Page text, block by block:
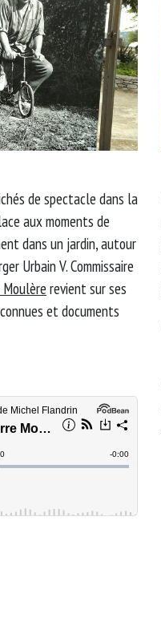
de spectacle dans la
aux moments de
dans un jardin, autour
Urbain V. Commissaire
Moulère revient sur ses
et documents